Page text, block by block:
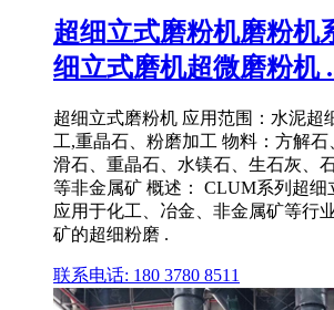
超细立式磨粉机磨粉机
细立式磨机超微磨粉机
超细立式磨粉机 应用范围：水泥超
工,重晶石、粉磨加工 物料：方解石
滑石、重晶石、水镁石、生石灰、
等非金属矿 概述： CLUM系列超细
应用于化工、冶金、非金属矿等行
矿的超细粉磨 .
联系电话: 180 3780 8511